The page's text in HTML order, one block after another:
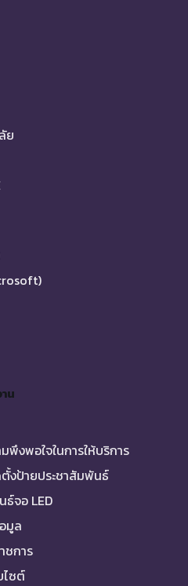
ย
น
พึงพอใจในการให้บริการ
ป้ายประชาสัมพันธ์
จอ LED
มูล
ชการ
ไซต์